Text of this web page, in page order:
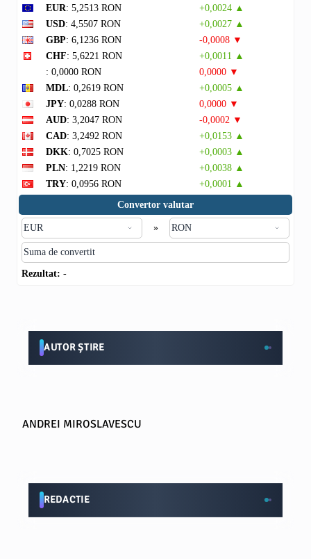
EUR: 5,2513 RON
+0,0024 ▲
USD: 4,5507 RON
+0,0027 ▲
GBP: 6,1236 RON
-0,0008 ▼
CHF: 5,6221 RON
+0,0011 ▲
: 0,0000 RON
0,0000 ▼
MDL: 0,2619 RON
+0,0005 ▲
JPY: 0,0288 RON
0,0000 ▼
AUD: 3,2047 RON
-0,0002 ▼
CAD: 3,2492 RON
+0,0153 ▲
DKK: 0,7025 RON
+0,0003 ▲
PLN: 1,2219 RON
+0,0038 ▲
TRY: 0,0956 RON
+0,0001 ▲
Convertor valutar
»
Rezultat: -
AUTOR ȘTIRE
ANDREI MIROSLAVESCU
REDACTIE